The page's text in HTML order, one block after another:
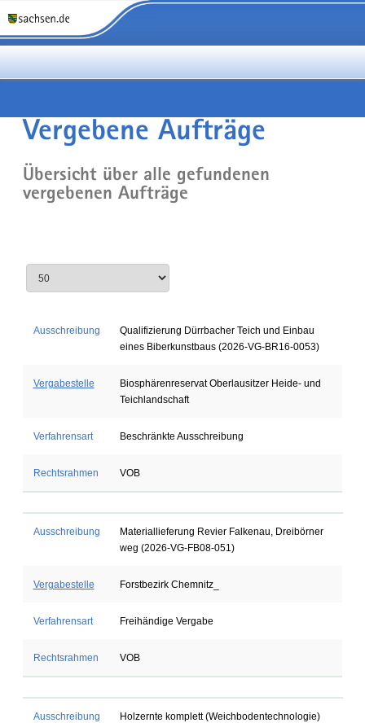
Vergebene Aufträge
Übersicht über alle gefundenen
vergebenen Aufträge
Ausschreibung
Qualifizierung Dürrbacher Teich und Einbau
eines Biberkunstbaus (2026-VG-BR16-0053)
Vergabestelle
Biosphärenreservat Oberlausitzer Heide- und
Teichlandschaft
Verfahrensart Beschränkte Ausschreibung
Rechtsrahmen VOB
Ausschreibung
Materiallieferung Revier Falkenau, Dreibörner
weg (2026-VG-FB08-051)
Vergabestelle Forstbezirk Chemnitz_
Verfahrensart Freihändige Vergabe
Rechtsrahmen VOB
Ausschreibung
Holzernte komplett (Weichbodentechnologie)